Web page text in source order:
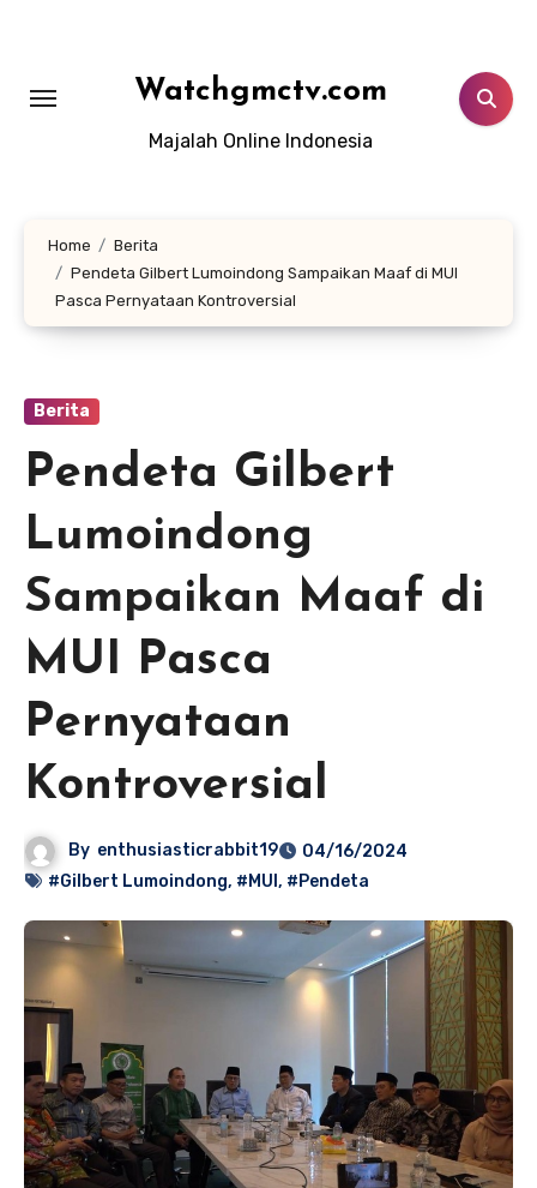
Watchgmctv.com
Majalah Online Indonesia
Home
Berita
Pendeta Gilbert Lumoindong Sampaikan Maaf di MUI
Pasca Pernyataan Kontroversial
Berita
Pendeta Gilbert
Lumoindong
Sampaikan Maaf di
MUI Pasca
Pernyataan
Kontroversial
By enthusiasticrabbit19
04/16/2024
#Gilbert Lumoindong, #MUI , #Pendeta